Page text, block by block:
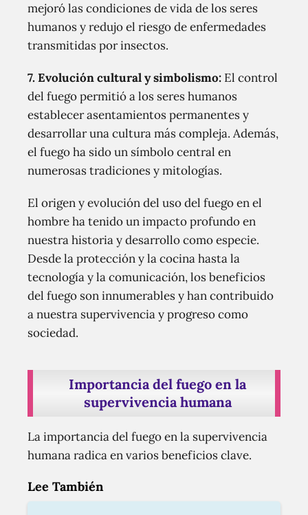
mejoró las condiciones de vida de los seres
humanos y redujo el riesgo de enfermedades
transmitidas por insectos.
7.Evolución cultural y simbolismo: El control
del fuego permitió a los seres humanos
establecer asentamientos permanentes y
desarrollar una cultura más compleja. Además,
el fuego ha sido un símbolo central en
numerosas tradiciones y mitologías.
El origen y evolución del uso del fuego en el
hombre ha tenido un impacto profundo en
nuestra historia y desarrollo como especie.
Desde la protección y la cocina hasta la
tecnología y la comunicación, los beneficios
del fuego son innumerables y han contribuido
a nuestra supervivencia y progreso como
sociedad.
Importancia del fuego en la
supervivencia humana
La importancia del fuego en la supervivencia
humana radica en varios beneficios clave.
Lee También